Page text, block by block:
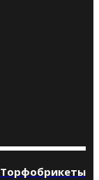
Торфобрикеты